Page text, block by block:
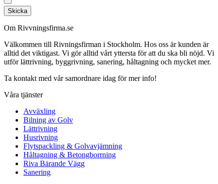
Skicka
Om Rivvningsfirma.se
Välkommen till Rivningsfirman i Stockholm. Hos oss är kunden är
alltid det viktigast. Vi gör alltid vårt yttersta för att du ska bli nöjd. Vi
utför lättrivning, byggrivning, sanering, håltagning och mycket mer.
Ta kontakt med vår samordnare idag för mer info!
Våra tjänster
Avväxling
Bilning av Golv
Lättrivning
Husrivning
Flytspackling & Golvavjämning
Håltagning & Betongborrning
Riva Bärande Vägg
Sanering